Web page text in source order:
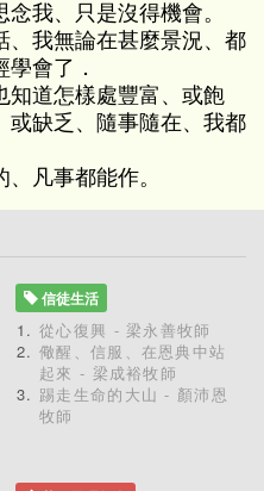
我、只是沒得機會。
、我無論在甚麼景況、都
會了．
知道怎樣處豐富、或飽
或缺乏、隨事隨在、我都
凡事都能作。
信徒生活
從心復興 - 梁永善牧師
儆醒、信服、在恩典中站
起來 - 梁成裕牧師
踢走生命的大山 - 顏沛恩
牧師